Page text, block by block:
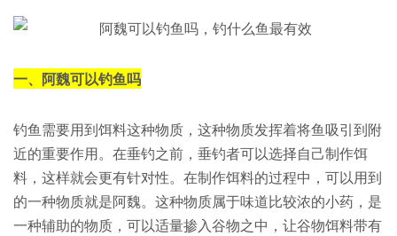
一、阿魏可以钓鱼吗
钓鱼需要用到饵料这种物质，这种物质发挥着将鱼吸引到附
近的重要作用。在垂钓之前，垂钓者可以选择自己制作饵
料，这样就会更有针对性。在制作饵料的过程中，可以用到
的一种物质就是阿魏。这种物质属于味道比较浓的小药，是
一种辅助的物质，可以适量掺入谷物之中，让谷物饵料带有